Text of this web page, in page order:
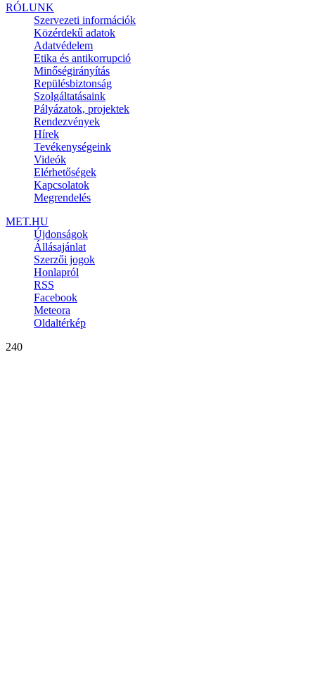
RÓLUNK
Szervezeti információk
Közérdekű adatok
Adatvédelem
Etika és antikorrupció
Minőségirányítás
Repülésbiztonság
Szolgáltatásaink
Pályázatok, projektek
Rendezvények
Hírek
Tevékenységeink
Videók
Elérhetőségek
Kapcsolatok
Megrendelés
MET.HU
Újdonságok
Állásajánlat
Szerzői jogok
Honlapról
RSS
Facebook
Meteora
Oldaltérkép
240